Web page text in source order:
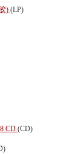
) (LP)
CD (CD)